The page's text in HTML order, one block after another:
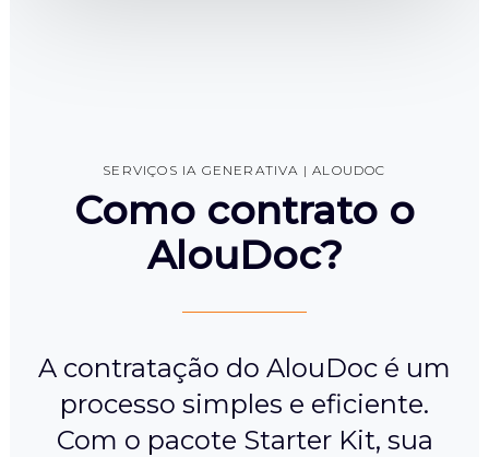
SERVIÇOS IA GENERATIVA | ALOUDOC
Como contrato o
AlouDoc?
A contratação do AlouDoc é um
processo simples e eficiente.
Com o pacote Starter Kit, sua